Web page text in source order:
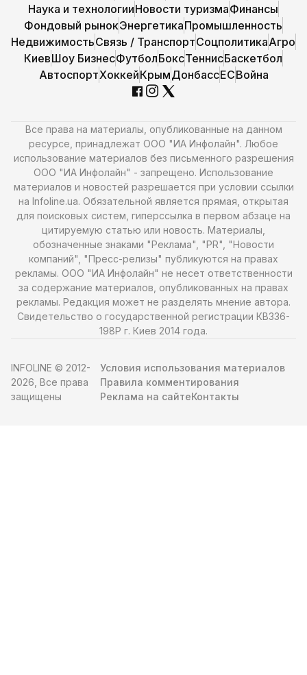
Наука и технологииНовости туризмаФинансы
Фондовый рынокЭнергетикаПромышленность
НедвижимостьСвязь / ТранспортСоцполитикаАгро
КиевШоу БизнесФутболБоксТеннисБаскетбол
АвтоспортХоккейКрымДонбассЕСВойна
Все права на материалы, опубликованные на данном
ресурсе, принадлежат ООО "ИА Инфолайн". Любое
использование материалов без письменного разрешения
ООО "ИА Инфолайн" - запрещено. Использование
материалов и новостей разрешается при условии ссылки
на Infoline.ua. Обязательной является прямая, открытая
для поисковых систем, гиперссылка в первом абзаце на
цитируемую статью или новость. Материалы,
обозначенные знаками "Реклама", "PR", "Новости
компаний", "Пресс-релизы" публикуются на правах
рекламы. ООО "ИА Инфолайн" не несет ответственности
за содержание материалов, опубликованных на правах
рекламы. Редакция может не разделять мнение автора.
Свидетельство о государственной регистрации КВ336-
198Р г. Киев 2014 года.
INFOLINE © 2012-
2026, Все права
защищены
Условия использования материалов
Правила комментирования
Реклама на сайтеКонтакты